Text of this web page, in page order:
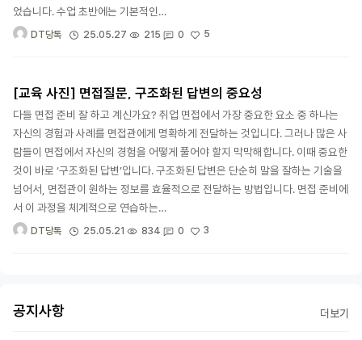
었습니다. 수업 초반에는 기본적인…
DT당톡 25.05.27 215 0 5
[교육 사진] 면접질문, 구조화된 답변의 중요성
다들 면접 준비 잘 하고 계신가요? 취업 면접에서 가장 중요한 요소 중 하나는
자신의 경험과 사례를 면접관에게 명확하게 전달하는 것입니다. 그러나 많은 사
람들이 면접에서 자신의 경험을 어떻게 풀어야 할지 막막해합니다. 이때 중요한
것이 바로 ‘구조화된 답변’입니다. 구조화된 답변은 단순히 말을 잘하는 기술을
넘어서, 면접관이 원하는 정보를 효율적으로 전달하는 방법입니다. 면접 준비에
서 이 과정을 체계적으로 연습하는…
DT당톡 25.05.21 834 0 3
공지사항 더보기